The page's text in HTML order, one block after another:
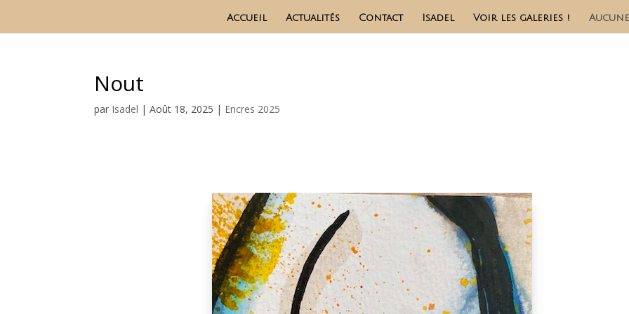
Accueil Actualités Contact Isadel Voir les galeries !
Nout
par Isadel |Août 18, 2025 | Encres 2025